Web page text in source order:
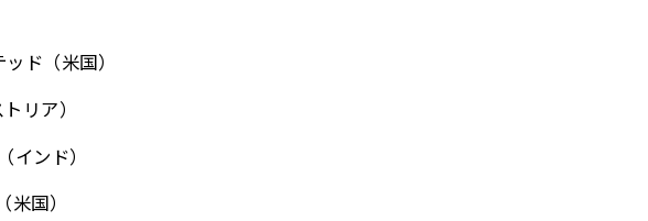
ド（米国）
リア）
ンド）
国）